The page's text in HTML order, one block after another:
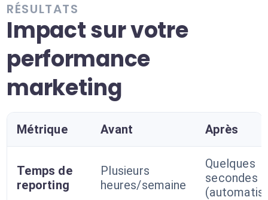
RÉSULTATS
Impact sur votre
performance
marketing
Métrique Avant Après
Temps de
reporting
Plusieurs
heures/semaine
Quelques
secondes